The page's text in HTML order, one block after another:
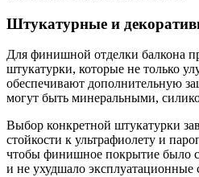
Штукатурные и
Для финишной отделки балкона
штукатурки, которые не только
обеспечивают дополнительную
могут быть минеральными,
Выбор конкретной штукатурки
стойкости к ультрафиолету и
чтобы финишное покрытие было
и не ухудшало эксплуатационные